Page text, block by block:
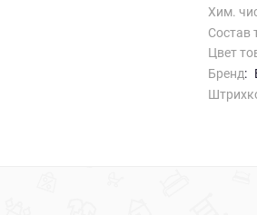
Хим.
Состав
Цвет
Бренд: